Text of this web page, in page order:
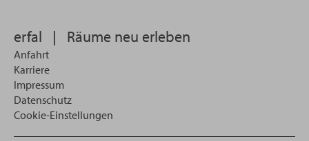
erfal | Räume neu erleben
Anfahrt
Karriere
Impressum
Datenschutz
Cookie-Einstellungen